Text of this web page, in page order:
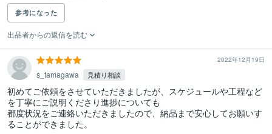
参考になった
出品者からの返信を読む
2022年12月19日
s_tamagawa 見積り相談
初めてご依頼をさせていただきましたが、スケジュールや工程など
を丁寧にご説明くださり進捗についても
都度状況をご連絡いただきましたので、納品まで安心してお願いす
ることができました。